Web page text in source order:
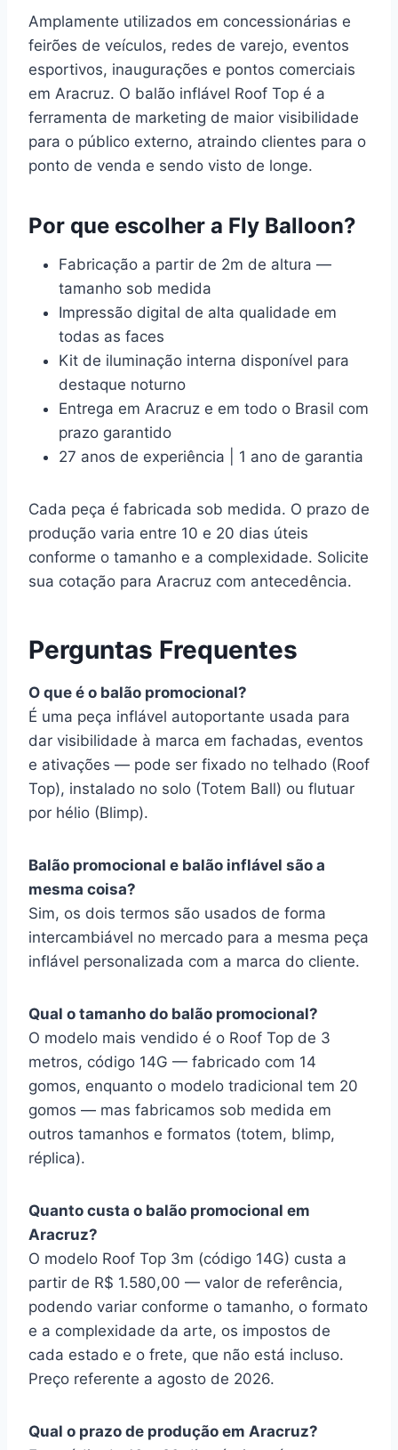
Amplamente utilizados em concessionárias e
feirões de veículos, redes de varejo, eventos
esportivos, inaugurações e pontos comerciais
em Aracruz. O balão inflável Roof Top é a
ferramenta de marketing de maior visibilidade
para o público externo, atraindo clientes para o
ponto de venda e sendo visto de longe.
Por que escolher a Fly Balloon?
Fabricação a partir de 2m de altura —
tamanho sob medida
Impressão digital de alta qualidade em
todas as faces
Kit de iluminação interna disponível para
destaque noturno
Entrega em Aracruz e em todo o Brasil com
prazo garantido
27 anos de experiência | 1 ano de garantia
Cada peça é fabricada sob medida. O prazo de
produção varia entre 10 e 20 dias úteis
conforme o tamanho e a complexidade. Solicite
sua cotação para Aracruz com antecedência.
Perguntas Frequentes
O que é o balão promocional?
É uma peça inflável autoportante usada para
dar visibilidade à marca em fachadas, eventos
e ativações — pode ser fixado no telhado (Roof
Top), instalado no solo (Totem Ball) ou flutuar
por hélio (Blimp).
Balão promocional e balão inflável são a
mesma coisa?
Sim, os dois termos são usados de forma
intercambiável no mercado para a mesma peça
inflável personalizada com a marca do cliente.
Qual o tamanho do balão promocional?
O modelo mais vendido é o Roof Top de 3
metros, código 14G — fabricado com 14
gomos, enquanto o modelo tradicional tem 20
gomos — mas fabricamos sob medida em
outros tamanhos e formatos (totem, blimp,
réplica).
Quanto custa o balão promocional em
Aracruz?
O modelo Roof Top 3m (código 14G) custa a
partir de R$ 1.580,00 — valor de referência,
podendo variar conforme o tamanho, o formato
e a complexidade da arte, os impostos de
cada estado e o frete, que não está incluso.
Preço referente a agosto de 2026.
Qual o prazo de produção em Aracruz?